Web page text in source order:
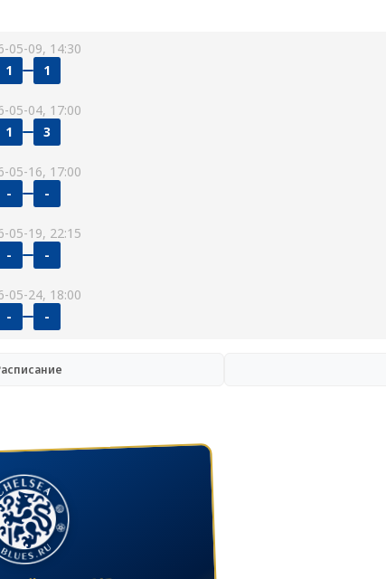
05-09, 14:30
1 1
05-04, 17:00
1 3
05-16, 17:00
- -
05-19, 22:15
- -
05-24, 18:00
- -